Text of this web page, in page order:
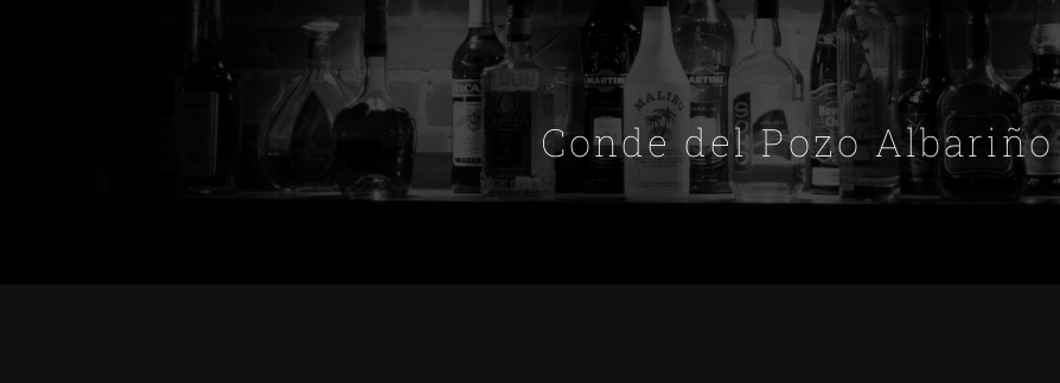
Conde del Pozo Albariño